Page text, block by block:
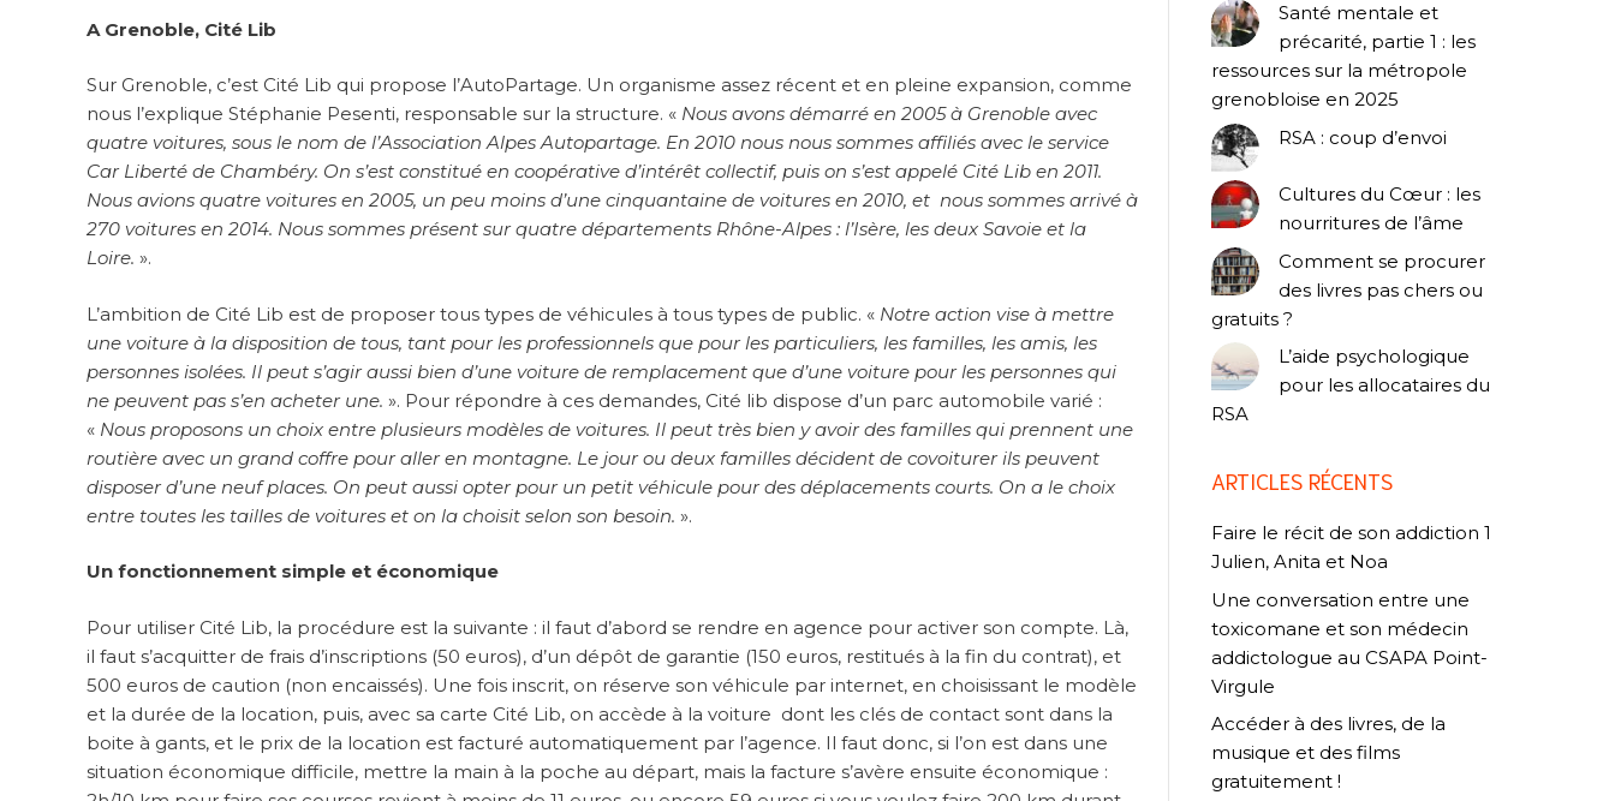
A Grenoble, Cité Lib
Sur Grenoble, c’est Cité Lib qui propose l’AutoPartage. Un organisme assez récent et en pleine expansion, comme
nous l’explique Stéphanie Pesenti, responsable sur la structure. « Nous avons démarré en 2005 à Grenoble avec
quatre voitures, sous le nom de l’Association Alpes Autopartage. En 2010 nous nous sommes affiliés avec le service
Car Liberté de Chambéry. On s’est constitué en coopérative d’intérêt collectif, puis on s’est appelé Cité Lib en 2011.
Nous avions quatre voitures en 2005, un peu moins d’une cinquantaine de voitures en 2010, et nous sommes arrivé à
270 voitures en 2014. Nous sommes présent sur quatre départements Rhône-Alpes : l’Isère, les deux Savoie et la
Loire. ».
L’ambition de Cité Lib est de proposer tous types de véhicules à tous types de public. « Notre action vise à mettre
une voiture à la disposition de tous, tant pour les professionnels que pour les particuliers, les familles, les amis, les
personnes isolées. Il peut s’agir aussi bien d’une voiture de remplacement que d’une voiture pour les personnes qui
ne peuvent pas s’en acheter une. ». Pour répondre à ces demandes, Cité lib dispose d’un parc automobile varié :
« Nous proposons un choix entre plusieurs modèles de voitures. Il peut très bien y avoir des familles qui prennent une
routière avec un grand coffre pour aller en montagne. Le jour ou deux familles décident de covoiturer ils peuvent
disposer d’une neuf places. On peut aussi opter pour un petit véhicule pour des déplacements courts. On a le choix
entre toutes les tailles de voitures et on la choisit selon son besoin. ».
Un fonctionnement simple et économique
Pour utiliser Cité Lib, la procédure est la suivante : il faut d’abord se rendre en agence pour activer son compte. Là,
il faut s’acquitter de frais d’inscriptions (50 euros), d’un dépôt de garantie (150 euros, restitués à la fin du contrat), et
500 euros de caution (non encaissés). Une fois inscrit, on réserve son véhicule par internet, en choisissant le modèle
et la durée de la location, puis, avec sa carte Cité Lib, on accède à la voiture dont les clés de contact sont dans la
boite à gants, et le prix de la location est facturé automatiquement par l’agence. Il faut donc, si l’on est dans une
situation économique difficile, mettre la main à la poche au départ, mais la facture s’avère ensuite économique :
Santé mentale et
précarité, partie 1 : les
ressources sur la métropole
grenobloise en 2025
RSA : coup d’envoi
Cultures du Cœur : les
nourritures de l’âme
Comment se procurer
des livres pas chers ou
gratuits ?
L’aide psychologique
pour les allocataires du
RSA
ARTICLES RÉCENTS
Faire le récit de son addiction 1
Julien, Anita et Noa
Une conversation entre une
toxicomane et son médecin
addictologue au CSAPA Point-
Virgule
Accéder à des livres, de la
musique et des films
gratuitement !